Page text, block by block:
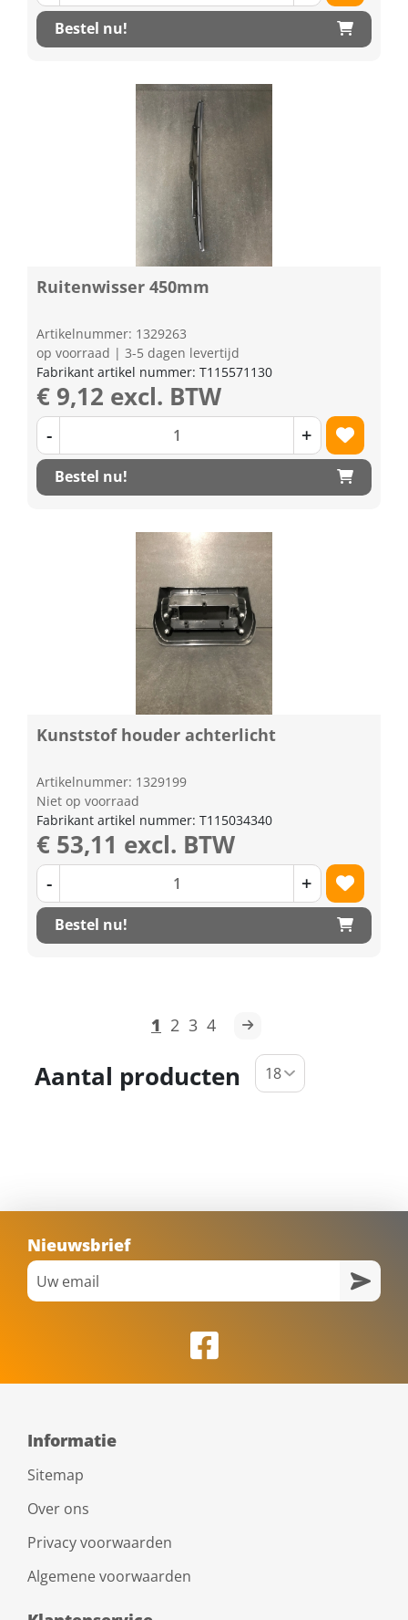
Bestel nu!
Ruitenwisser 450mm
Artikelnummer: 1329263
op voorraad | 3-5 dagen levertijd
Fabrikant artikel nummer: T115571130
€ 9,12 excl. BTW
- +
Bestel nu!
Kunststof houder achterlicht
Artikelnummer: 1329199
Niet op voorraad
Fabrikant artikel nummer: T115034340
€ 53,11 excl. BTW
- +
Bestel nu!
1 2 3 4
Aantal producten
Nieuwsbrief
Informatie
Sitemap
Over ons
Privacy voorwaarden
Algemene voorwaarden